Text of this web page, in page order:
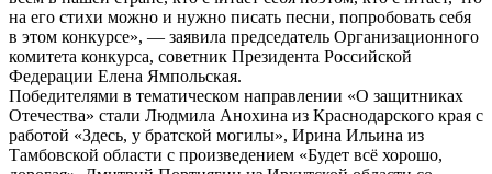
на его стихи можно и нужно писать песни, попробовать себя
в этом конкурсе», — заявила председатель Организационного
комитета конкурса, советник Президента Российской
Федерации Елена Ямпольская.
Победителями в тематическом направлении «О защитниках
Отечества» стали Людмила Анохина из Краснодарского края с
работой «Здесь, у братской могилы», Ирина Ильина из
Тамбовской области с произведением «Будет всё хорошо,